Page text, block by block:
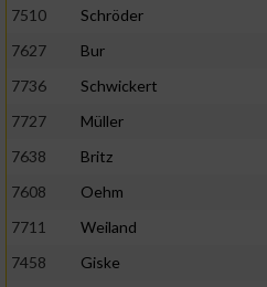
7510
Schröder
7627
Bur
7736
Schwickert
7727
Müller
7638
Britz
7608
Oehm
7711
Weiland
7458
Giske